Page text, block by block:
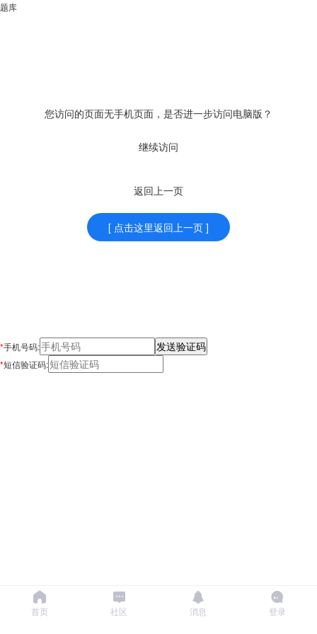
题库
您访问的页面无手机页面，是否进一步访问电脑版？
继续访问
返回上一页
[ 点击这里返回上一页 ]
首页 社区 消息 登录
*手机号码:
*短信验证码: